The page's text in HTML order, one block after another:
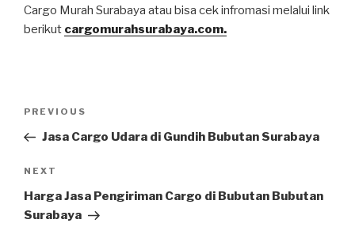
Cargo Murah Surabaya atau bisa cek infromasi melalui link
berikut cargomurahsurabaya.com.
PREVIOUS
Jasa Cargo Udara di Gundih Bubutan Surabaya
NEXT
Harga Jasa Pengiriman Cargo di Bubutan Bubutan
Surabaya